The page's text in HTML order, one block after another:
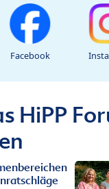
Facebook
HiPP